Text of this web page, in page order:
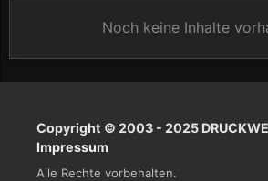
Noch keine Inhalte
Copyright © 2003 - 2025
Impressum
Alle Rechte vorbehalten.